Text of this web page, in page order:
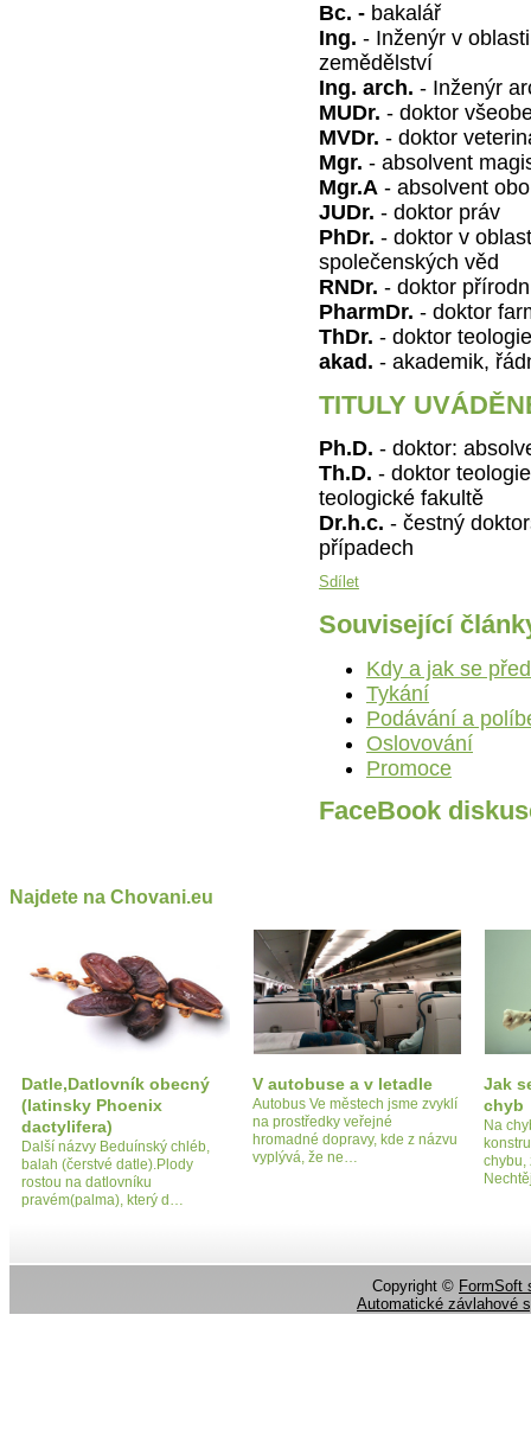
Bc. - bakalář
Ing. - Inženýr v
zemědělství
Ing. arch. - Inženýr
MUDr. - doktor
MVDr. - doktor
Mgr. - absolvent
Mgr.A - absolvent
JUDr. - doktor práv
PhDr. - doktor v
společenských věd
RNDr. - doktor
PharmDr. - doktor
ThDr. - doktor teologie
akad. - akademik,
TITULY
Ph.D. - doktor:
Th.D. - doktor
teologické fakultě
Dr.h.c. - čestný
případech
Sdílet
Související
Kdy a jak se
Tykání
Podávání a
Oslovování
Promoce
FaceBook
Najdete na Chovani.eu
Datle,Datlovník obecný
(latinsky Phoenix
dactylifera)
Další názvy Beduínský chléb,
balah (čerstvé datle).Plody
rostou na datlovníku
pravém(palma), který d…
V autobuse a v letadle
Autobus Ve městech jsme zvyklí
na prostředky veřejné
hromadné dopravy, kde z názvu
vyplývá, že ne…
Jak
chyb
Na
chybu,
Copyright © FormSoft
Automatické závlahové